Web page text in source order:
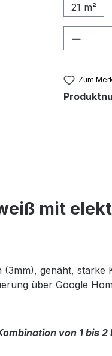
21 m²
Zum
mit
genäht, starke
über Google
von 1 bis 2